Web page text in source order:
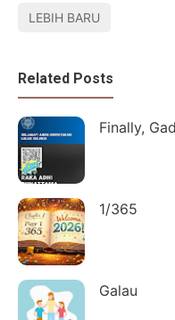
LEBIH BARU
Related Posts
Finally,
1/365
Galau